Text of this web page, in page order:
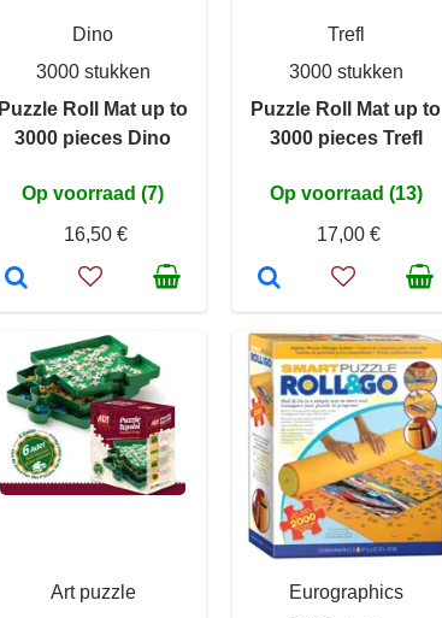
Dino
3000 stukken
Puzzle Roll Mat up to
3000 pieces Dino
Op voorraad (7)
16,50 €
Trefl
3000 stukken
Puzzle Roll Mat up to
3000 pieces Trefl
Op voorraad (13)
17,00 €
Art puzzle
Eurographics